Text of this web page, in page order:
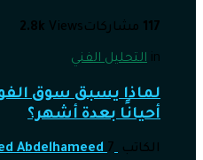
117 مشاركات 2.8k Views
in التحليل الفني
لماذا يسبق سوق
أحيانًا بعدة أشهر؟
الكاتب Abdelhameed 7 يوليو، 2026, 12:16 م